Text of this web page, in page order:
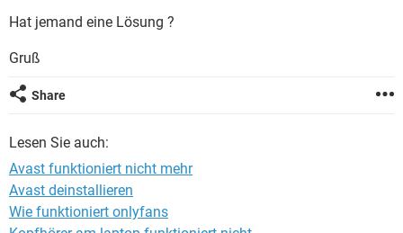
FACEBOOK
Hat jemand eine Lösung ?
Gruß
Share
Lesen Sie auch:
Avast funktioniert nicht mehr
Avast deinstallieren
Wie funktioniert onlyfans